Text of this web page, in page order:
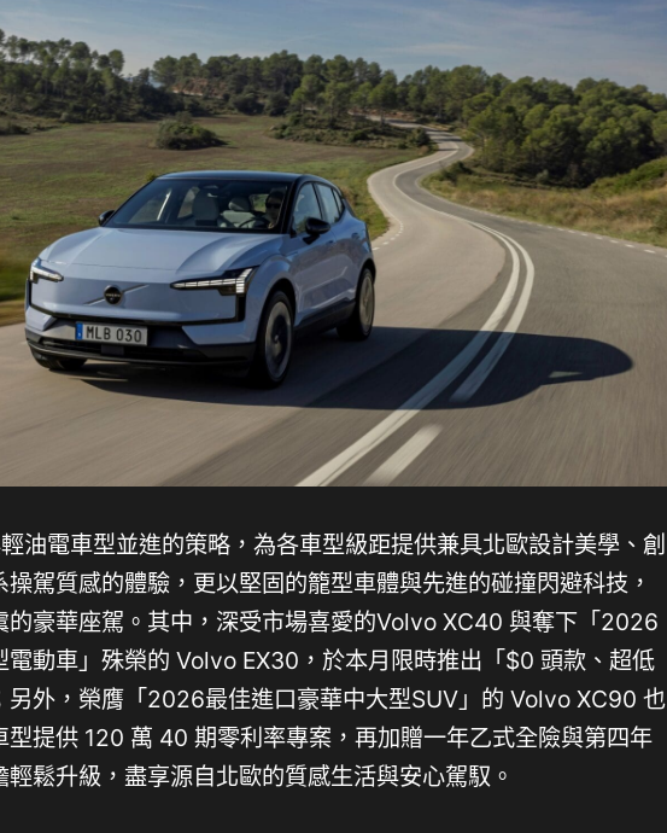
油電車型並進的策略，為各車型級距提供兼具北歐設計美學、創
駕質感的體驗，更以堅固的籠型車體與先進的碰撞閃避科技，
的豪華座駕。其中，深受市場喜愛的Volvo XC40 與奪下「2026
電動車」殊榮的 Volvo EX30，於本月限時推出「$0 頭款、超低
另外，榮膺「2026最佳進口豪華中大型SUV」的 Volvo XC90 也
型提供 120 萬 40 期零利率專案，再加贈一年乙式全險與第四年
鬆升級，盡享源自北歐的質感生活與安心駕馭。